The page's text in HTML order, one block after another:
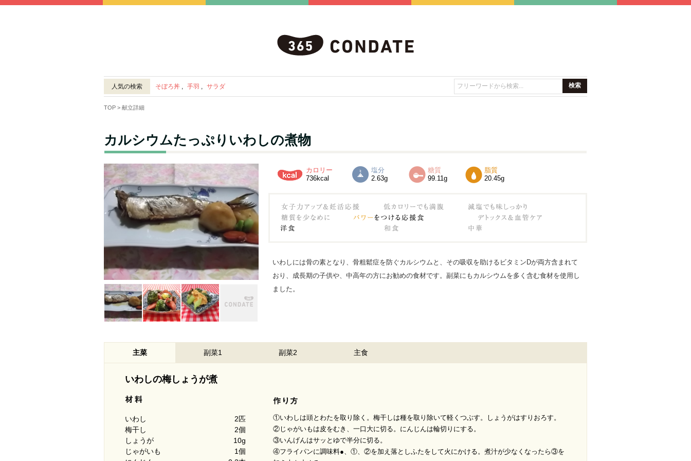
人気の検索 そぼろ丼 , 手羽 , サラダ
TOP > 献立詳細
カルシウムたっぷりいわしの煮物
カロリー
736kcal
塩分
2.63g
糖質
99.11g
脂質
20.45g
いわしには骨の素となり、骨粗鬆症を防ぐカルシウムと、その吸収を助けるビタミンDが両方含まれて
おり、成長期の子供や、中高年の方にお勧めの食材です。副菜にもカルシウムを多く含む食材を使用し
ました。
主菜 副菜1 副菜2 主食
いわしの梅しょうが煮
いわし
2匹
梅干し
2個
しょうが
10g
じゃがいも
1個
①いわしは頭とわたを取り除く。梅干しは種を取り除いて軽くつぶす。しょうがはすりおろす。
②じゃがいもは皮をむき、一口大に切る。にんじんは輪切りにする。
③いんげんはサッとゆで半分に切る。
④フライパンに調味料●、①、②を加え落としふたをして火にかける。煮汁が少なくなったら③を